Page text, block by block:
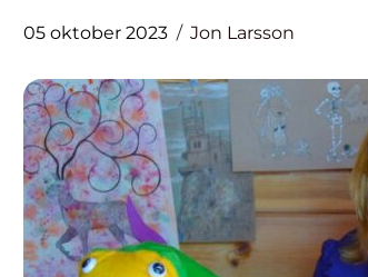
05 oktober 2023 Jon Larsson